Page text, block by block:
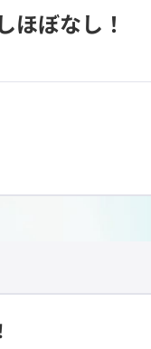
ほぼなし！